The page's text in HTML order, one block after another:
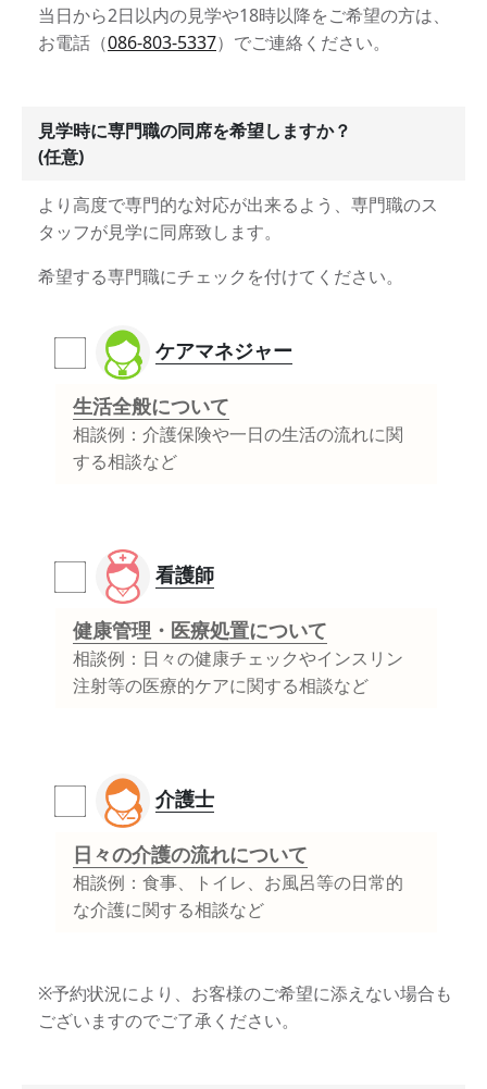
当日から2日以内の見学や18時以降をご希望の方は、
お電話（086-803-5337）でご連絡ください。
見学時に専門職の同席を希望しますか？
(任意)
より高度で専門的な対応が出来るよう、専門職のス
タッフが見学に同席致します。
希望する専門職にチェックを付けてください。
ケアマネジャー
生活全般について
相談例：介護保険や一日の生活の流れに関
する相談など
看護師
健康管理・医療処置について
相談例：日々の健康チェックやインスリン
注射等の医療的ケアに関する相談など
介護士
日々の介護の流れについて
相談例：食事、トイレ、お風呂等の日常的
な介護に関する相談など
※予約状況により、お客様のご希望に添えない場合も
ございますのでご了承ください。